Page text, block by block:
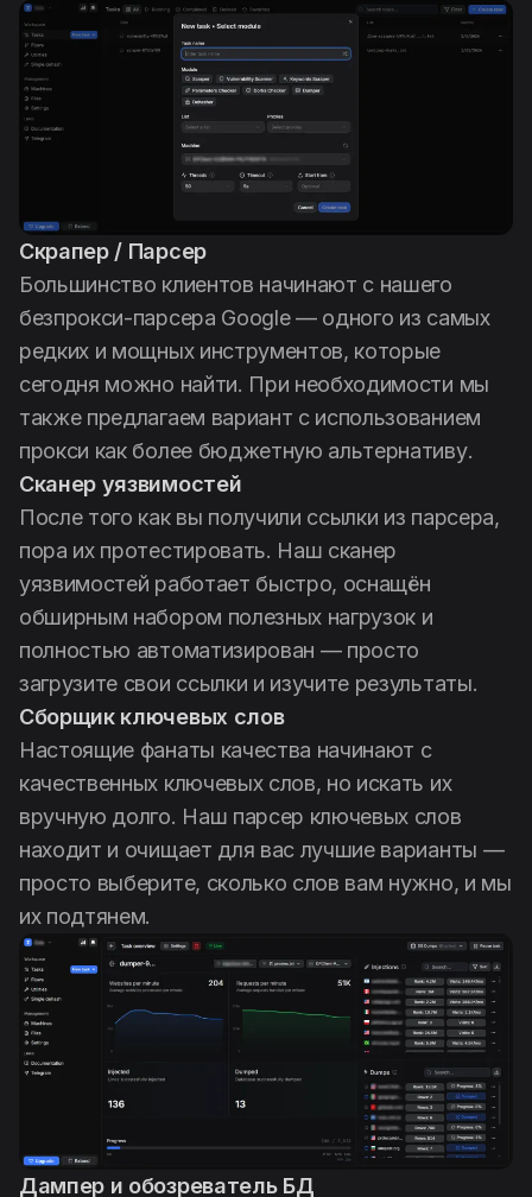
Скрапер / Парсер
Большинство клиентов начинают с нашего
безпрокси-парсера Google — одного из самых
редких и мощных инструментов, которые
сегодня можно найти. При необходимости мы
также предлагаем вариант с использованием
прокси как более бюджетную альтернативу.
Сканер уязвимостей
После того как вы получили ссылки из парсера,
пора их протестировать. Наш сканер
уязвимостей работает быстро, оснащён
обширным набором полезных нагрузок и
полностью автоматизирован — просто
загрузите свои ссылки и изучите результаты.
Сборщик ключевых слов
Настоящие фанаты качества начинают с
качественных ключевых слов, но искать их
вручную долго. Наш парсер ключевых слов
находит и очищает для вас лучшие варианты —
просто выберите, сколько слов вам нужно, и мы
их подтянем.
Дампер и обозреватель БД